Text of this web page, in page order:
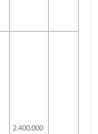
2.400.000